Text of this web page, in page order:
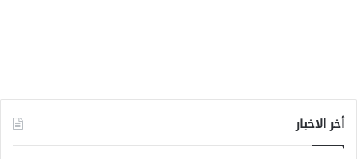
أخر الاخبار